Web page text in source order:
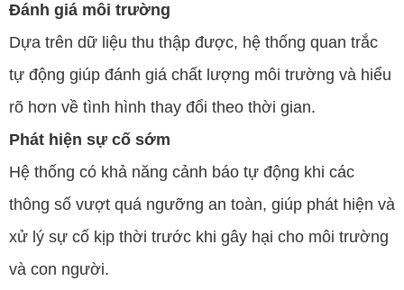
Đánh giá môi trường
Dựa trên dữ liệu thu thập được, hệ thống quan trắc
tự động giúp đánh giá chất lượng môi trường và hiểu
rõ hơn về tình hình thay đổi theo thời gian.
Phát hiện sự cố sớm
Hệ thống có khả năng cảnh báo tự động khi các
thông số vượt quá ngưỡng an toàn, giúp phát hiện và
xử lý sự cố kịp thời trước khi gây hại cho môi trường
và con người.